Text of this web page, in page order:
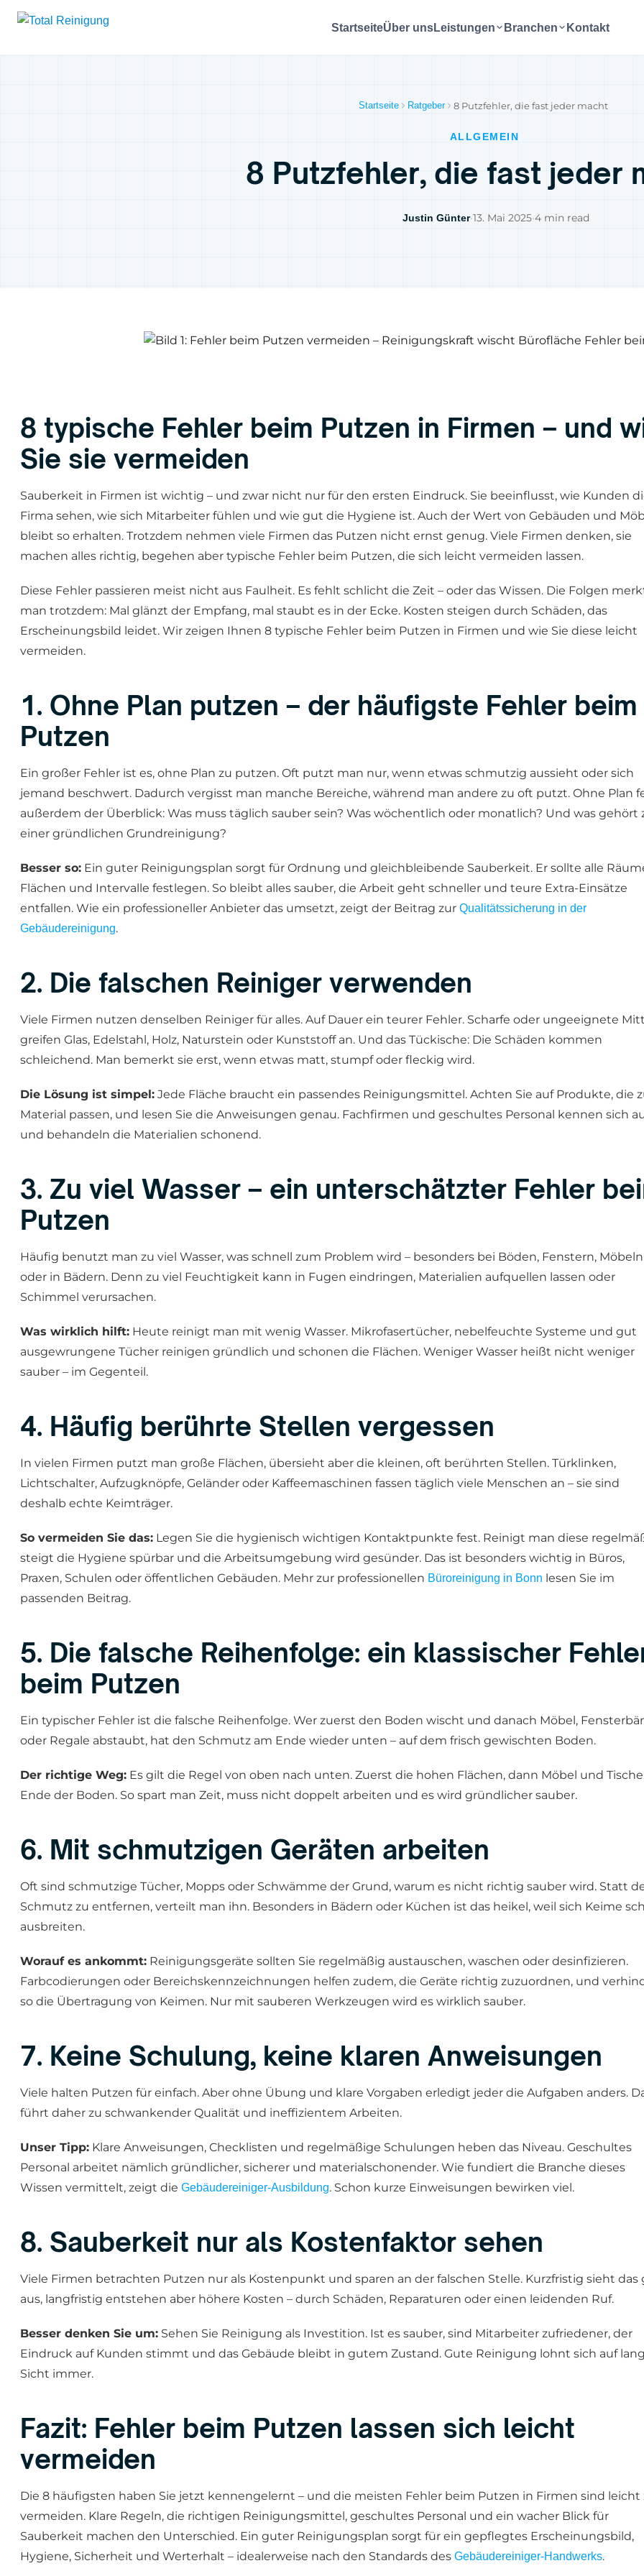
StartseiteÜber unsLeistungen Branchen Kontakt
Startseite Ratgeber 8 Putzfehler, die fast jeder macht
ALLGEMEIN
8 Putzfehler, die fast jeder
Justin Günter•13. Mai 2025•4 min read
8 typische Fehler beim Putzen in Firmen – und
Sie sie vermeiden
Sauberkeit in Firmen ist wichtig – und zwar nicht nur für den ersten Eindruck. Sie beeinflusst, wie Kunden
Firma sehen, wie sich Mitarbeiter fühlen und wie gut die Hygiene ist. Auch der Wert von Gebäuden und
bleibt so erhalten. Trotzdem nehmen viele Firmen das Putzen nicht ernst genug. Viele Firmen denken, sie
machen alles richtig, begehen aber typische Fehler beim Putzen, die sich leicht vermeiden lassen.
Diese Fehler passieren meist nicht aus Faulheit. Es fehlt schlicht die Zeit – oder das Wissen. Die Folgen
man trotzdem: Mal glänzt der Empfang, mal staubt es in der Ecke. Kosten steigen durch Schäden, das
Erscheinungsbild leidet. Wir zeigen Ihnen 8 typische Fehler beim Putzen in Firmen und wie Sie diese leicht
vermeiden.
1. Ohne Plan putzen – der häufigste Fehler beim
Putzen
Ein großer Fehler ist es, ohne Plan zu putzen. Oft putzt man nur, wenn etwas schmutzig aussieht oder sich
jemand beschwert. Dadurch vergisst man manche Bereiche, während man andere zu oft putzt. Ohne Plan
außerdem der Überblick: Was muss täglich sauber sein? Was wöchentlich oder monatlich? Und was gehört
einer gründlichen Grundreinigung?
Besser so: Ein guter Reinigungsplan sorgt für Ordnung und gleichbleibende Sauberkeit. Er sollte alle
Flächen und Intervalle festlegen. So bleibt alles sauber, die Arbeit geht schneller und teure Extra-Einsätze
entfallen. Wie ein professioneller Anbieter das umsetzt, zeigt der Beitrag zur Qualitätssicherung in der
Gebäudereinigung.
2. Die falschen Reiniger verwenden
Viele Firmen nutzen denselben Reiniger für alles. Auf Dauer ein teurer Fehler. Scharfe oder ungeeignete
greifen Glas, Edelstahl, Holz, Naturstein oder Kunststoff an. Und das Tückische: Die Schäden kommen
schleichend. Man bemerkt sie erst, wenn etwas matt, stumpf oder fleckig wird.
Die Lösung ist simpel: Jede Fläche braucht ein passendes Reinigungsmittel. Achten Sie auf Produkte, die
Material passen, und lesen Sie die Anweisungen genau. Fachfirmen und geschultes Personal kennen sich
und behandeln die Materialien schonend.
3. Zu viel Wasser – ein unterschätzter Fehler
Putzen
Häufig benutzt man zu viel Wasser, was schnell zum Problem wird – besonders bei Böden, Fenstern, Möbeln
oder in Bädern. Denn zu viel Feuchtigkeit kann in Fugen eindringen, Materialien aufquellen lassen oder
Schimmel verursachen.
Was wirklich hilft: Heute reinigt man mit wenig Wasser. Mikrofasertücher, nebelfeuchte Systeme und gut
ausgewrungene Tücher reinigen gründlich und schonen die Flächen. Weniger Wasser heißt nicht weniger
sauber – im Gegenteil.
4. Häufig berührte Stellen vergessen
In vielen Firmen putzt man große Flächen, übersieht aber die kleinen, oft berührten Stellen. Türklinken,
Lichtschalter, Aufzugknöpfe, Geländer oder Kaffeemaschinen fassen täglich viele Menschen an – sie sind
deshalb echte Keimträger.
So vermeiden Sie das: Legen Sie die hygienisch wichtigen Kontaktpunkte fest. Reinigt man diese
steigt die Hygiene spürbar und die Arbeitsumgebung wird gesünder. Das ist besonders wichtig in Büros,
Praxen, Schulen oder öffentlichen Gebäuden. Mehr zur professionellen Büroreinigung in Bonn lesen Sie im
passenden Beitrag.
5. Die falsche Reihenfolge: ein klassischer
beim Putzen
Ein typischer Fehler ist die falsche Reihenfolge. Wer zuerst den Boden wischt und danach Möbel,
oder Regale abstaubt, hat den Schmutz am Ende wieder unten – auf dem frisch gewischten Boden.
Der richtige Weg: Es gilt die Regel von oben nach unten. Zuerst die hohen Flächen, dann Möbel und
Ende der Boden. So spart man Zeit, muss nicht doppelt arbeiten und es wird gründlicher sauber.
6. Mit schmutzigen Geräten arbeiten
Oft sind schmutzige Tücher, Mopps oder Schwämme der Grund, warum es nicht richtig sauber wird. Statt
Schmutz zu entfernen, verteilt man ihn. Besonders in Bädern oder Küchen ist das heikel, weil sich Keime
ausbreiten.
Worauf es ankommt: Reinigungsgeräte sollten Sie regelmäßig austauschen, waschen oder desinfizieren.
Farbcodierungen oder Bereichskennzeichnungen helfen zudem, die Geräte richtig zuzuordnen, und
so die Übertragung von Keimen. Nur mit sauberen Werkzeugen wird es wirklich sauber.
7. Keine Schulung, keine klaren Anweisungen
Viele halten Putzen für einfach. Aber ohne Übung und klare Vorgaben erledigt jeder die Aufgaben anders.
führt daher zu schwankender Qualität und ineffizientem Arbeiten.
Unser Tipp: Klare Anweisungen, Checklisten und regelmäßige Schulungen heben das Niveau. Geschultes
Personal arbeitet nämlich gründlicher, sicherer und materialschonender. Wie fundiert die Branche dieses
Wissen vermittelt, zeigt die Gebäudereiniger-Ausbildung. Schon kurze Einweisungen bewirken viel.
8. Sauberkeit nur als Kostenfaktor sehen
Viele Firmen betrachten Putzen nur als Kostenpunkt und sparen an der falschen Stelle. Kurzfristig sieht das
aus, langfristig entstehen aber höhere Kosten – durch Schäden, Reparaturen oder einen leidenden Ruf.
Besser denken Sie um: Sehen Sie Reinigung als Investition. Ist es sauber, sind Mitarbeiter zufriedener, der
Eindruck auf Kunden stimmt und das Gebäude bleibt in gutem Zustand. Gute Reinigung lohnt sich auf
Sicht immer.
Fazit: Fehler beim Putzen lassen sich leicht
vermeiden
Die 8 häufigsten haben Sie jetzt kennengelernt – und die meisten Fehler beim Putzen in Firmen sind leicht
vermeiden. Klare Regeln, die richtigen Reinigungsmittel, geschultes Personal und ein wacher Blick für
Sauberkeit machen den Unterschied. Ein guter Reinigungsplan sorgt für ein gepflegtes Erscheinungsbild,
Hygiene, Sicherheit und Werterhalt – idealerweise nach den Standards des Gebäudereiniger-Handwerks.